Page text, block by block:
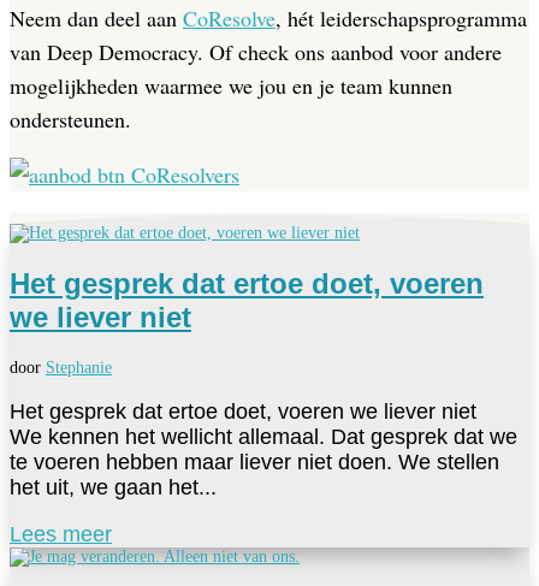
Neem dan deel aan CoResolve, hét leiderschapsprogramma
van Deep Democracy. Of check ons aanbod voor andere
mogelijkheden waarmee we jou en je team kunnen
ondersteunen.
Het gesprek dat ertoe doet, voeren
we liever niet
door Stephanie
Het gesprek dat ertoe doet, voeren we liever niet
We kennen het wellicht allemaal. Dat gesprek dat we
te voeren hebben maar liever niet doen. We stellen
het uit, we gaan het...
Lees meer